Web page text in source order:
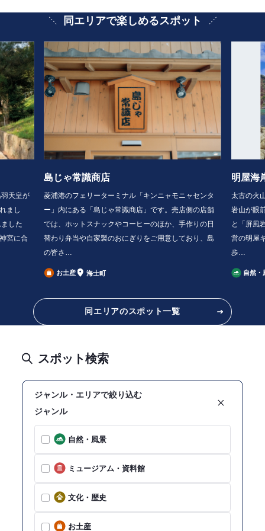
同エリアで楽しめるスポット
天皇が
まし
した
宮に合
島じゃ常識商店
菱浦港のフェリーターミナル「キンニャモニャセンタ
ー」内にある「島じゃ常識商店」です。売店側の店舗
では、ホットスナックやコーヒーのほか、手作りの日
替わり弁当や自家製のおにぎりをご用意しており、島
の皆さ…
お土産 海士町
明屋海
太古の火
岩山が眼
と「屏風
営の明屋
歩…
自然・
同エリアのスポット一覧
スポット検索
ジャンル・エリアで絞り込む
ジャンル
自然・風景
ミュージアム・資料館
文化・歴史
お土産